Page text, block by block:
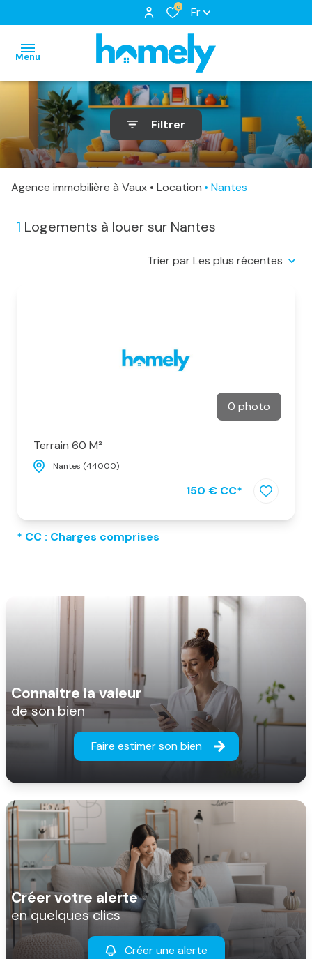
0 Fr
Menu
accueil
nos
biens
nos
biens
louer
biens
notre
services
actualité
Filtrer
Agence immobilière à Vaux Location Nantes
1 Logements à louer sur Nantes
Trier par Les plus récentes
0 photo
Terrain 60 M²
Nantes (44000)
150 € CC*
* CC : Charges comprises
Connaitre la valeur
de son bien
Faire estimer son bien
Créer votre alerte
en quelques clics
Créer une alerte